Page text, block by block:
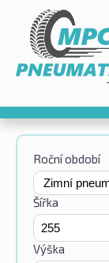
Roční období
Šířka
Výška